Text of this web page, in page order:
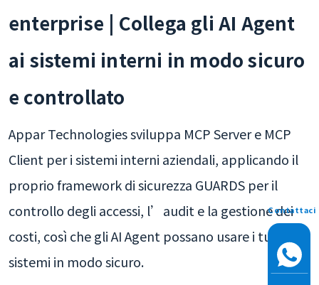
enterprise | Collega gli AI Agent
ai sistemi interni in modo sicuro
e controllato
Appar Technologies sviluppa MCP Server e MCP
Client per i sistemi interni aziendali, applicando il
proprio framework di sicurezza GUARDS per il
controllo degli accessi, l’audit e la gestione dei
costi, così che gli AI Agent possano usare i tuoi
sistemi in modo sicuro.
Contattaci